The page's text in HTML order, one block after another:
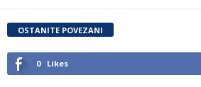
OSTANITE POVEZANI
0 Likes